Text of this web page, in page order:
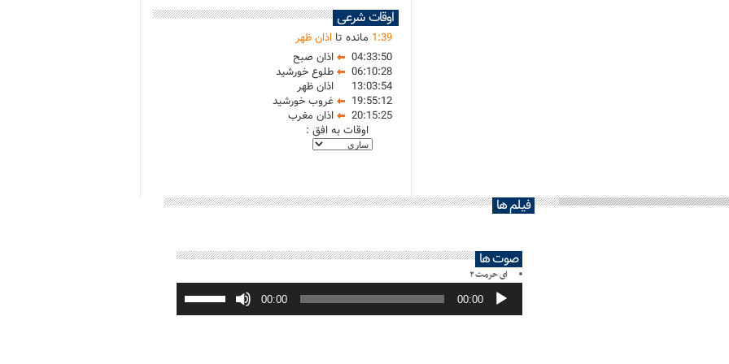
اوقات شرعی
1:39 مانده تااذان ظهر
04:33:50
اذان صبح
06:10:28
طلوع خورشید
13:03:54
اذان ظهر
19:55:12
غروب خورشید
20:15:25
اذان مغرب
اوقات به افق :
فیلم ها
صوت ها
ای حرمت ۲
پخش‌کننده
صوت 00:00
00:00
برای
افزایش
یا
صدا